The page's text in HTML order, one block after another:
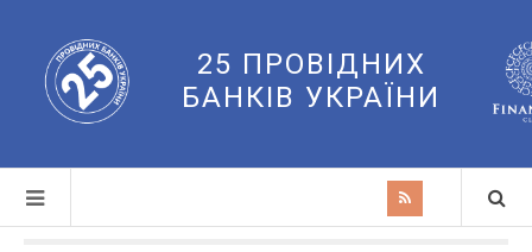
25 ПРОВІДНИХ
БАНКІВ УКРАЇНИ